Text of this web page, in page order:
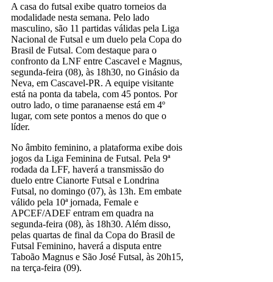
A casa do futsal exibe quatro torneios da
modalidade nesta semana. Pelo lado
masculino, são 11 partidas válidas pela Liga
Nacional de Futsal e um duelo pela Copa do
Brasil de Futsal. Com destaque para o
confronto da LNF entre Cascavel e Magnus,
segunda-feira (08), às 18h30, no Ginásio da
Neva, em Cascavel-PR. A equipe visitante
está na ponta da tabela, com 45 pontos. Por
outro lado, o time paranaense está em 4º
lugar, com sete pontos a menos do que o
líder.
No âmbito feminino, a plataforma exibe dois
jogos da Liga Feminina de Futsal. Pela 9ª
rodada da LFF, haverá a transmissão do
duelo entre Cianorte Futsal e Londrina
Futsal, no domingo (07), às 13h. Em embate
válido pela 10ª jornada, Female e
APCEF/ADEF entram em quadra na
segunda-feira (08), às 18h30. Além disso,
pelas quartas de final da Copa do Brasil de
Futsal Feminino, haverá a disputa entre
Taboão Magnus e São José Futsal, às 20h15,
na terça-feira (09).